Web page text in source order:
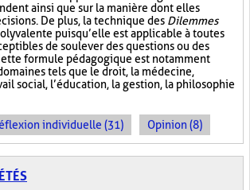
ainsi que sur la manière dont elles
De plus, la technique des Dilemmes
puisqu’elle est applicable à toutes
de soulever des questions ou des
formule pédagogique est notamment
tels que le droit, la médecine,
social, l’éducation, la gestion, la philosophie
individuelle (31) Opinion (8)